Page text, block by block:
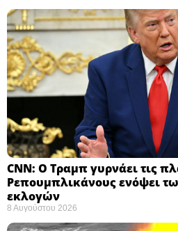
CNN: Ο Τραμπ γυρνάει τις
Ρεπουμπλικάνους ενόψει
εκλογών ​
8 Αυγούστου 2026